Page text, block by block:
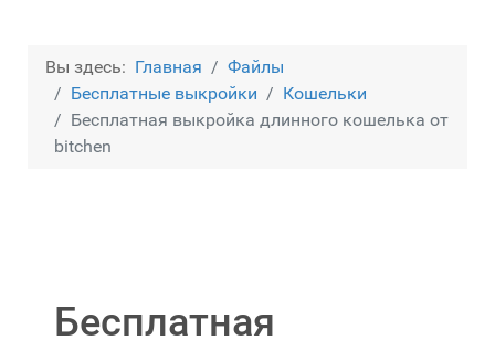
Вы здесь: Главная
Файлы
Бесплатные выкройки
Кошельки
Бесплатная выкройка длинного кошелька от
bitchen
Бесплатная